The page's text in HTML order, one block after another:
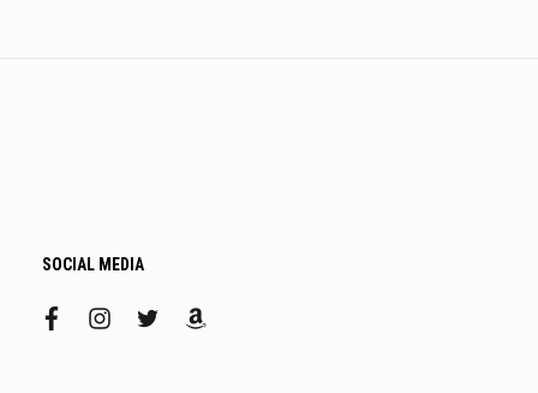
SOCIAL MEDIA
facebookinstagram
twitteramazon